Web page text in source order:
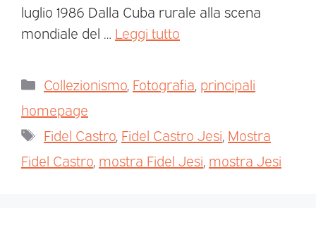
luglio 1986 Dalla Cuba rurale alla scena
mondiale del … Leggi tutto
Collezionismo Fotografia principali
homepage
Fidel Castro Fidel Castro Jesi Mostra
Fidel Castro mostra Fidel Jesi mostra Jesi